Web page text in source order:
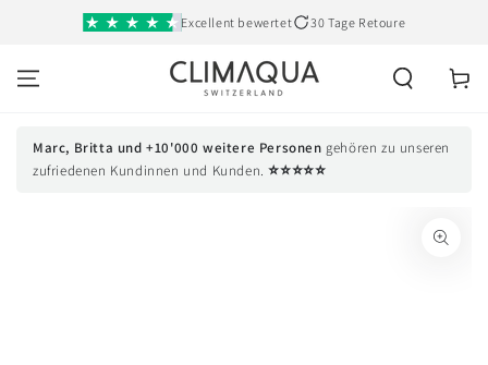
SKIP TO
CONTENT
Excellent bewertet 30 Tage Retoure
Cart
Marc, Britta und +10'000 weitere Personen gehören zu unseren
zufriedenen Kundinnen und Kunden.⭐⭐⭐⭐⭐